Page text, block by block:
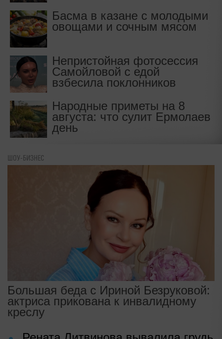
Басма в казане с молодыми
овощами и сочным мясом
Непристойная фотосессия
Самойловой с едой
взбесила поклонников
Народные приметы на 8
августа: что сулит Ермолаев
день
ШОУ-БИЗНЕС
Большая беда с Ириной Безруковой:
актриса прикована к инвалидному
креслу